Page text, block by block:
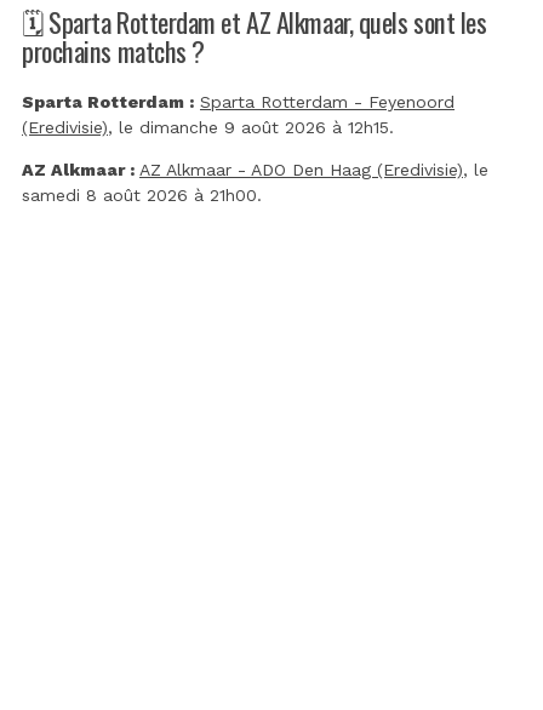
🗓️ Sparta Rotterdam et AZ Alkmaar, quels sont les
prochains matchs ?
Sparta Rotterdam : Sparta Rotterdam - Feyenoord
(Eredivisie), le dimanche 9 août 2026 à 12h15.
AZ Alkmaar : AZ Alkmaar - ADO Den Haag (Eredivisie), le
samedi 8 août 2026 à 21h00.